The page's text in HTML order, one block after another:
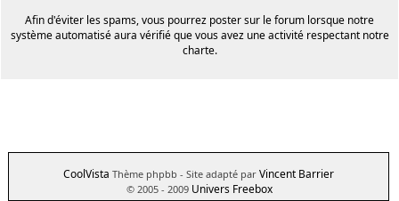
Afin d'éviter les spams, vous pourrez poster sur le forum lorsque notre
système automatisé aura vérifié que vous avez une activité respectant notre
charte.
CoolVista Thème phpbb - Site adapté par Vincent Barrier
© 2005 - 2009 Univers Freebox